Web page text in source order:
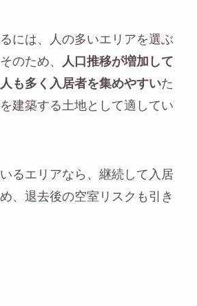
には、人の多いエリアを選ぶ
のため、
人口推移が増加して
も多く入居者を集めやすいた
建築する土地として適してい
るエリアなら、継続して入居
、退去後の空室リスクも引き